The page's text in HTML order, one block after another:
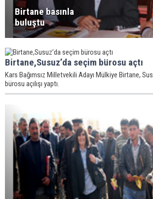
Birtane basınla
buluştu
Birtane,Susuz’da seçim bürosu açtı
Kars Bağımsız Milletvekili Adayı Mülkiye Birtane,
bürosu açılışı yaptı.